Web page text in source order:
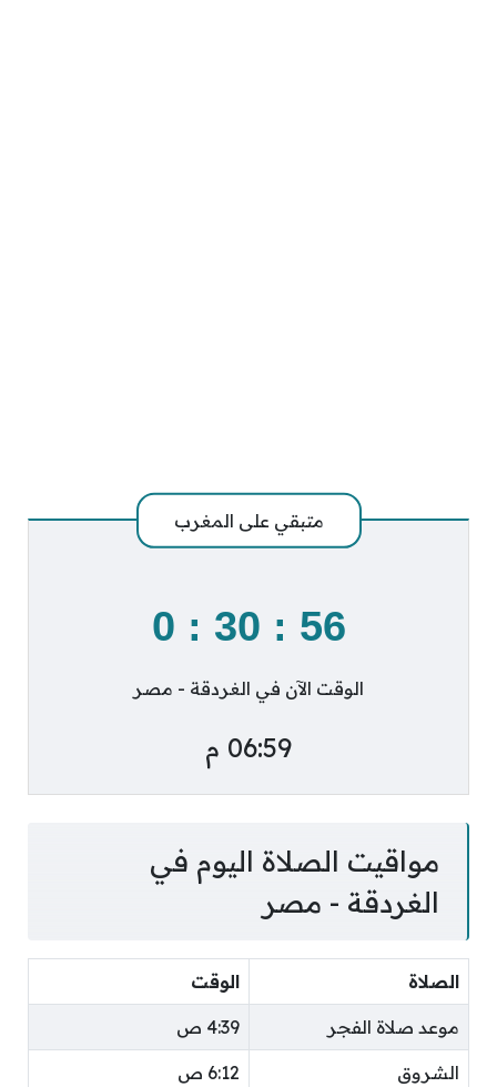
متبقي على المغرب
56
:
30
:
0
الوقت الآن في الغردقة - مصر
06:59 م
مواقيت الصلاة اليوم في
الغردقة - مصر
الصلاة الوقت
موعد صلاة الفجر 4:39 ص
الشروق 6:12 ص